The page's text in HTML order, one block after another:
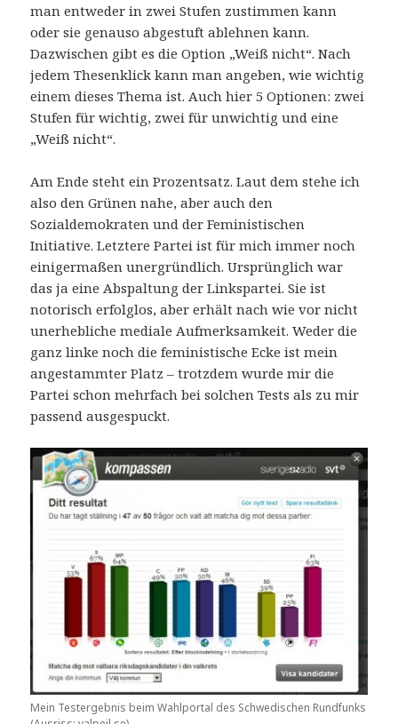
man entweder in zwei Stufen zustimmen kann
oder sie genauso abgestuft ablehnen kann.
Dazwischen gibt es die Option „Weiß nicht“. Nach
jedem Thesenklick kann man angeben, wie wichtig
einem dieses Thema ist. Auch hier 5 Optionen: zwei
Stufen für wichtig, zwei für unwichtig und eine
„Weiß nicht“.
Am Ende steht ein Prozentsatz. Laut dem stehe ich
also den Grünen nahe, aber auch den
Sozialdemokraten und der Feministischen
Initiative. Letztere Partei ist für mich immer noch
einigermaßen unergründlich. Ursprünglich war
das ja eine Abspaltung der Linkspartei. Sie ist
notorisch erfolglos, aber erhält nach wie vor nicht
unerhebliche mediale Aufmerksamkeit. Weder die
ganz linke noch die feministische Ecke ist mein
angestammter Platz – trotzdem wurde mir die
Partei schon mehrfach bei solchen Tests als zu mir
passend ausgespuckt.
Mein Testergebnis beim Wahlportal des Schwedischen Rundfunks